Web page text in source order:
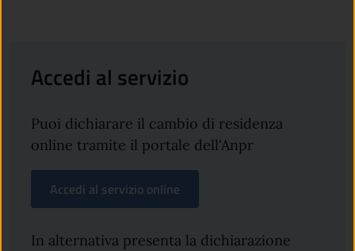
Accedi al servizio
Puoi dichiarare il cambio di residenza
online tramite il portale dell'Anpr
Accedi al servizio online
In alternativa presenta la dichiarazione